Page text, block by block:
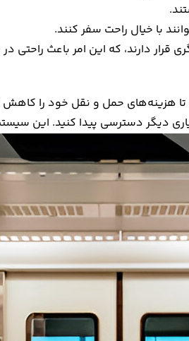
با خیال راحت سفر کنند.
دارند، که این امر باعث راحتی
هزینه‌های حمل و نقل خود را کاهش
دیگر دسترسی پیدا کنید.